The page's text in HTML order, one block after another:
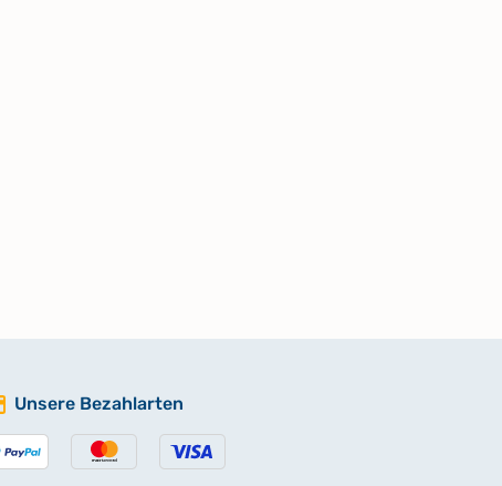
Unsere Bezahlarten